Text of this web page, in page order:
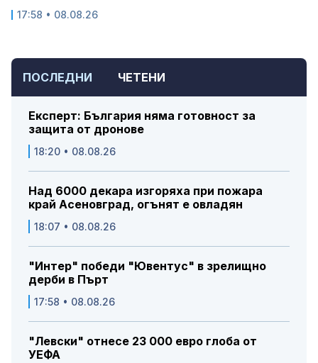
ПОСЛЕДНИ ЧЕТЕНИ
Експерт: България няма готовност за
защита от дронове
18:20 • 08.08.26
Над 6000 декара изгоряха при пожара
край Асеновград, огънят е овладян
18:07 • 08.08.26
"Интер" победи "Ювентус" в зрелищно
дерби в Пърт
17:58 • 08.08.26
"Левски" отнесе 23 000 евро глоба от
УЕФА
17:58 • 08.08.26